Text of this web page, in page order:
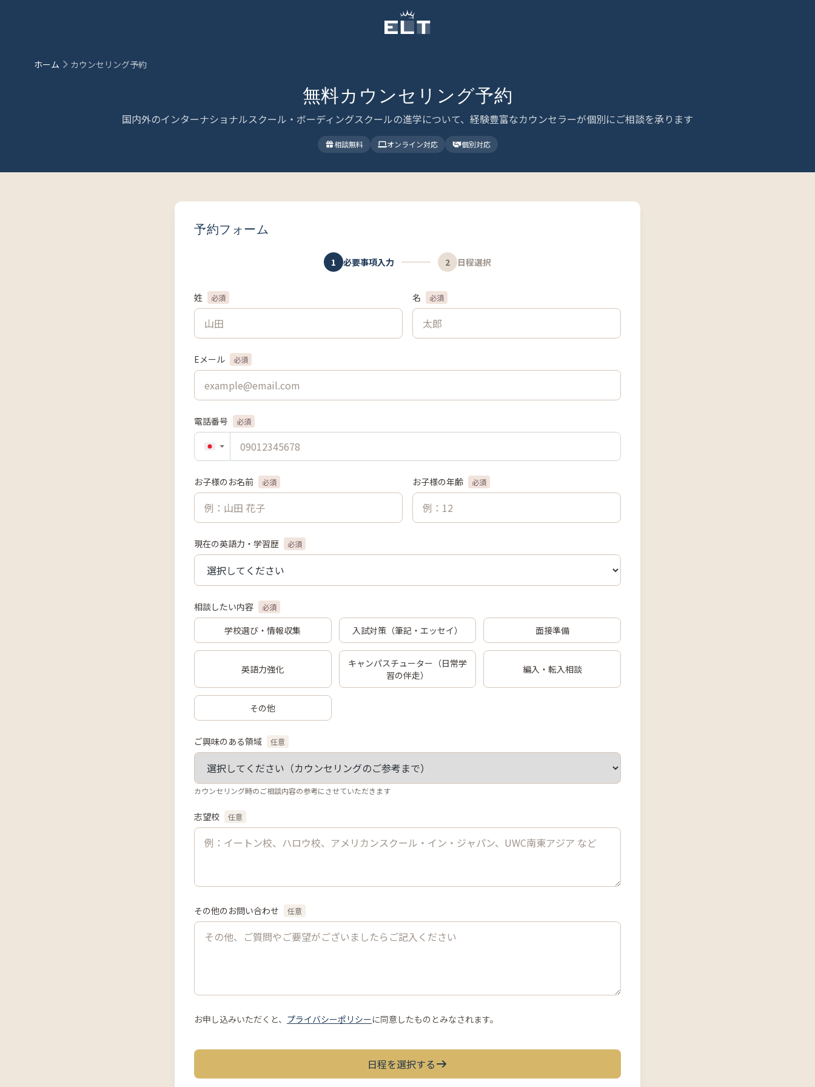
ホーム カウンセリング予約
無料カウンセリング予約
国内外のインターナショナルスクール・ボーディングスクールの進学について、経験豊富なカウンセラーが個別にご相談を承ります
相談無料 オンライン対応 個別対応
予約フォーム
1 必要事項入力 2 日程選択
姓 必須 名 必須
Eメール 必須
電話番号 必須
お子様のお名前 必須 お子様の年齢 必須
現在の英語力・学習歴 必須
相談したい内容 必須
学校選び・情報収集 入試対策（筆記・エッセイ） 面接準備
英語力強化
キャンパスチューター（日常学
習の伴走）
編入・転入相談
その他
ご興味のある領域 任意
カウンセリング時のご相談内容の参考にさせていただきます
志望校 任意
その他のお問い合わせ 任意
お申し込みいただくと、 プライバシーポリシーに同意したものとみなされます。
日程を選択する